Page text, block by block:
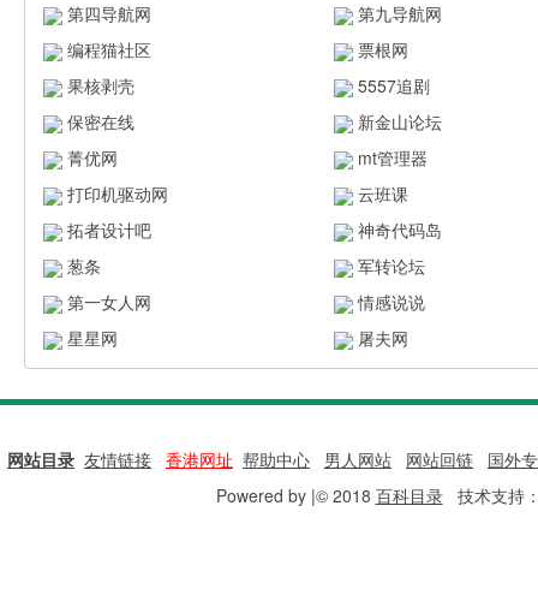
第四导航网
第九导航网
编程猫社区
票根网
果核剥壳
5557追剧
保密在线
新金山论坛
菁优网
mt管理器
打印机驱动网
云班课
拓者设计吧
神奇代码岛
葱条
军转论坛
第一女人网
情感说说
星星网
屠夫网
网站目录 友情链接 香港网址 帮助中心 男人网站 网站回链
国外
Powered by |© 2018 百科目录技术支持